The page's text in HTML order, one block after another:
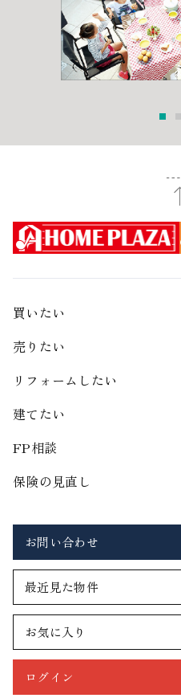
買いたい
売りたい
リフォームしたい
建てたい
FP相談
保険の見直し
お問い合わせ
最近見た物件
お気に入り
ログイン